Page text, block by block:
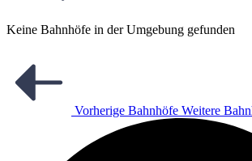
Keine Bahnhöfe in der Umgebung gefunden
Vorherige Bahnhöfe Weitere